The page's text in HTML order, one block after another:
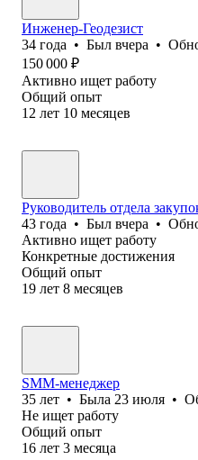
Инженер-Геодезист
34 года • Был вчера •
150 000 ₽
Активно ищет работу
Общий опыт
12 лет 10 месяцев
Руководитель отдела
43 года • Был вчера •
Активно ищет работу
Конкретные достижения
Общий опыт
19 лет 8 месяцев
SMM-менеджер
35 лет • Была 23 июля •
Не ищет работу
Общий опыт
16 лет 3 месяца